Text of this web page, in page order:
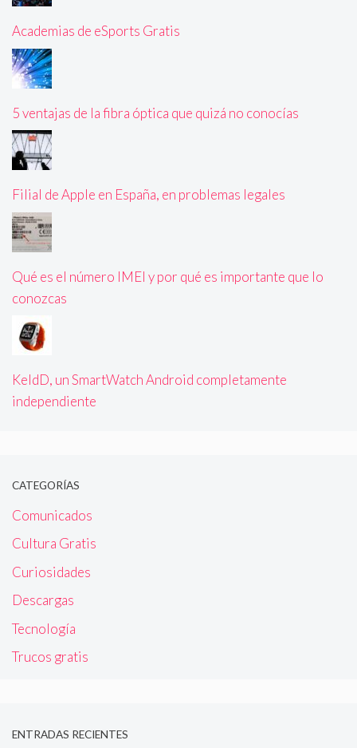
Academias de eSports Gratis
5 ventajas de la fibra óptica que quizá no conocías
Filial de Apple en España, en problemas legales
Qué es el número IMEI y por qué es importante que lo
conozcas
KeldD, un SmartWatch Android completamente
independiente
CATEGORÍAS
Comunicados
Cultura Gratis
Curiosidades
Descargas
Tecnología
Trucos gratis
ENTRADAS RECIENTES